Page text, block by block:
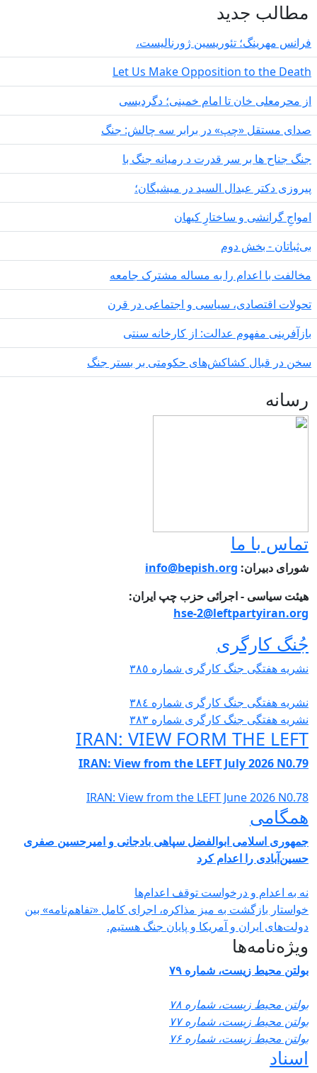
جدید
مهرینگ؛ تئوریسین ژورنالیست،
Let Us Make Opposition to the
محرمعلی خان تا امام خمینی؛ دگردیسی
مستقل «چپ» در برابر سه چالش: جنگ
جناح ها بر سر قدرت د رمیانە جنگ با
دکتر عبدال السید در میشیگان؛
گرانشی و ساختارِ کیهان
- بخش دوم
با اعدام را به مساله مشترک جامعه
اقتصادی، سیاسی و اجتماعی در قرن
مفهوم عدالت: از کارخانه سنتی
در قبال کشاکش‌های حکومتی بر بستر جنگ
با ما
دبیران:info@bepish.org
سیاسی - اجرائی حزب چپ ایران:
hse-
کارگری
هفتگی جنگ کارگری شمارە ٣٨٥
هفتگی جنگ کارگری شمارە ٣٨٤
هفتگی جنگ کارگری شمارە ٣٨٣
IRAN: VIEW FORM THE
IRAN: View from the LEFT July 2026
IRAN: View from the LEFT June 2026
اسلامی ابوالفضل سپاهی بادجانی و امیرحسین صفری
را اعدام کرد
به اعدام و درخواست توقف اعدام‌ها
بازگشت به میز مذاکره، اجرای کامل «تفاهم‌نامه» بین
ایران و آمریکا و پایان جنگ هستیم.
محیط زیست، شماره ۷۹
محیط زیست، شماره ۷۸
محیط زیست، شماره ۷۷
محیط زیست، شماره ۷۶